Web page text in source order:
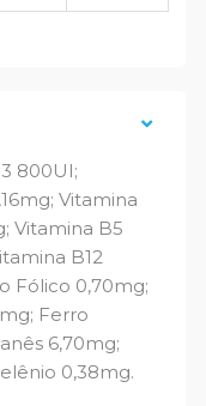
800UI;
Vitamina
Vitamina B5
B12
Fólico 0,70mg;
Ferro
6,70mg;
0,38mg.